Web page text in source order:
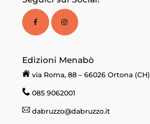
Edizioni Menabò
via Roma, 88 – 66026 Ortona (CH)
085 9062001
dabruzzo@dabruzzo.it